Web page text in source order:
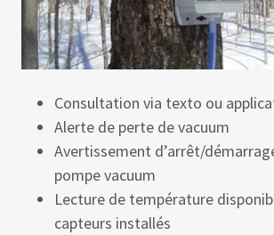
Consultation via texto ou
Alerte de perte de vacuum
Avertissement d’arrêt/
pompe vacuum
Lecture de température
capteurs installés